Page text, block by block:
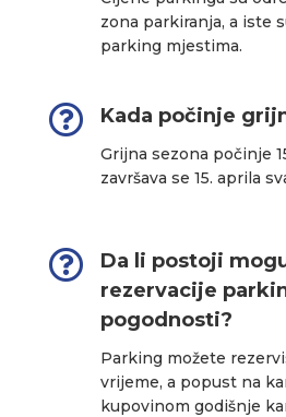
zona parkiranja, a iste
parking mjestima.
 Kada počinje
Grijna sezona počinje
završava se 15. aprila

Da li postoji
rezervacije
pogodnosti?
Parking možete
vrijeme, a popust na
kupovinom godišnje